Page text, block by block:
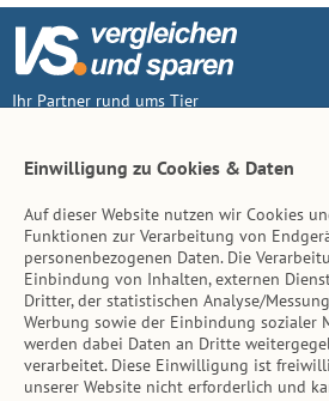
Ihr Partner rund ums Tier
Inhalt
Tierarzt-Suche
Hinweise
AGB
Einwilligung zu Cookies & Daten
Auf dieser Website nutzen wir Cookies
Funktionen zur Verarbeitung von
personenbezogenen Daten. Die
Einbindung von Inhalten, externen
Dritter, der statistischen Analyse/
Werbung sowie der Einbindung sozialer
werden dabei Daten an Dritte
verarbeitet. Diese Einwilligung ist
unserer Website nicht erforderlich und